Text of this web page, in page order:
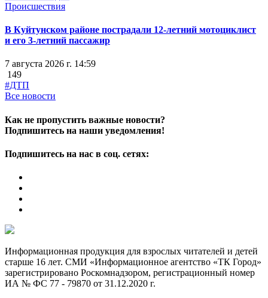
Происшествия
В Куйтунском районе пострадали 12-летний мотоциклист
и его 3-летний пассажир
7 августа 2026 г. 14:59
149
#ДТП
Все новости
Как не пропустить важные новости?
Подпишитесь на наши уведомления!
Подпишитесь на нас в соц. сетях:
Информационная продукция для взрослых читателей и детей
старше 16 лет. СМИ «Информационное агентство «ТК Город»
зарегистрировано Роскомнадзором, регистрационный номер
ИА № ФС 77 - 79870 от 31.12.2020 г.